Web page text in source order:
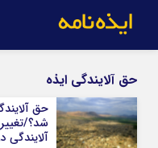
سروش
آپارات
رمز عبور
حق آلایندگی ایذه
حق
شد؟/
آلایندگی